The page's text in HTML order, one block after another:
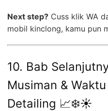
Next step? Cuss klik WA
mobil kinclong, kamu pun
10. Bab
Musiman &
Detailing 📈❄️☀️